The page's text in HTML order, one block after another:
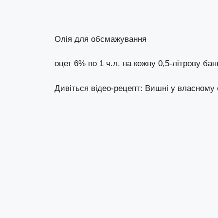
Олія для обсмажування
оцет 6% по 1 ч.л. на кожну 0,5-літрову
Дивіться відео-рецепт: Вишні у власному